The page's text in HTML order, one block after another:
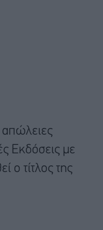
απώλειες
Εκδόσεις με
ο τίτλος της